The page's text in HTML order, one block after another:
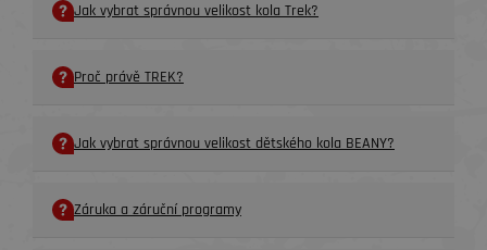
Jak vybrat správnou velikost kola Trek?
Proč právě TREK?
Jak vybrat správnou velikost dětského kola BEANY?
Záruka a záruční programy